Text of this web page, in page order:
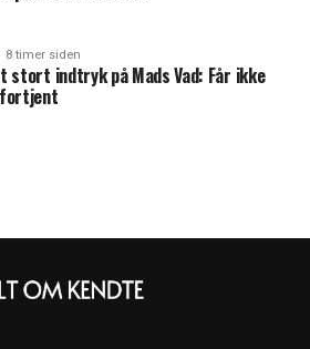
8 timer siden
stort indtryk på Mads Vad: Får ikke
fortjent